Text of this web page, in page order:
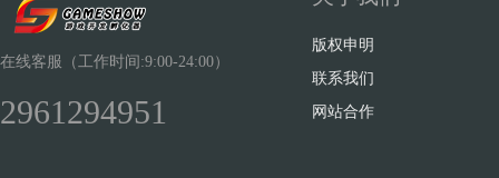
在线客服（工作时间:9:00-24:00）
2961294951
版权申明
联系我们
网站合作